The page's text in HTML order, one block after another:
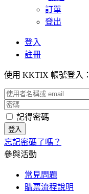
訂單
登出
登入
註冊
使用 KKTIX 帳號登入：
記得密碼
忘記密碼了嗎？
參與活動
常見問題
購票流程說明